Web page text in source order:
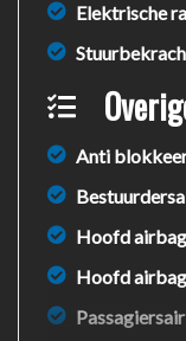
Elektrische
Anti
Hoofd
Hoofd